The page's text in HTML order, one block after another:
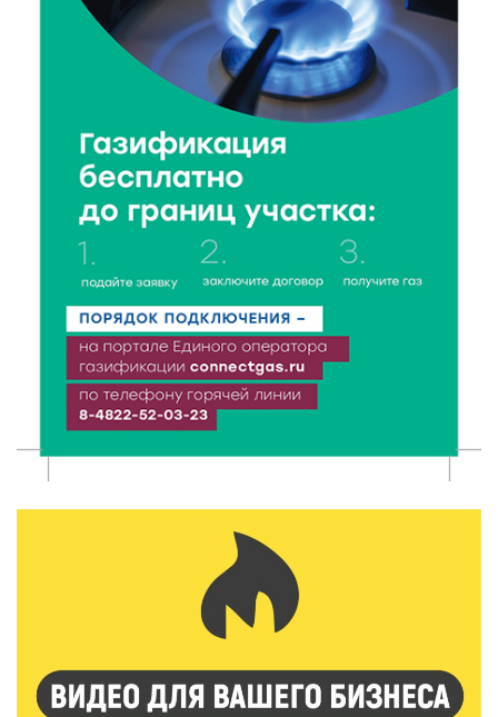
7 Авг 2026 14:46 80
Медицина стала самым популярным направлением у
абитуриентов в 2026 году
7 Авг 2026 14:31 117
От сортировки мусора до жилья для ветеранов СВО:
Владимир Васильев посетил СНТ в Твери
7 Авг 2026 14:02 127
Владимир Васильев получил удостоверение
кандидата в депутаты Госдумы IX созыва
7 Авг 2026 13:32 165
В Старице состоится бесплатный фестиваль
Как уберечься от клещей: рекомендации
Роспотребнадзора и текущая статистика
216
пройдут праздничные мероприятия